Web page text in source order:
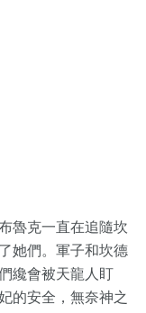
魯克一直在追隨坎
她們。軍子和坎德
纔會被天龍人盯
的安全，無奈神之